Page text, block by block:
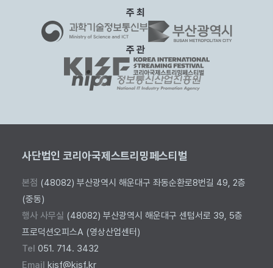
주최
주관
사단법인 코리아국제스트리밍페스티벌
본점 (48082) 부산광역시 해운대구 좌동순환로8번길 49, 2층
(중동)
행사 사무실 (48082) 부산광역시 해운대구 센텀서로 39, 5층
프로덕션오피스A (영상산업센터)
Tel 051. 714. 3432
Email kisf@kisf.kr